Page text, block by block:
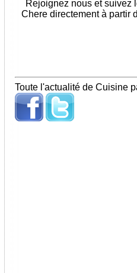
Rejoignez nous et suivez
Chere directement à partir
Toute l'actualité de Cuisine